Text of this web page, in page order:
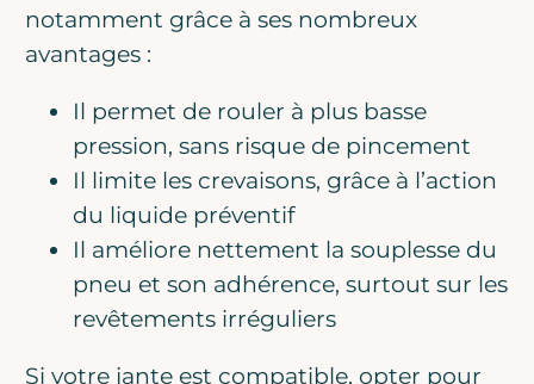
notamment grâce à ses nombreux
avantages :
Il permet de rouler à plus basse
pression, sans risque de pincement
Il limite les crevaisons, grâce à l’action
du liquide préventif
Il améliore nettement la souplesse du
pneu et son adhérence, surtout sur les
revêtements irréguliers
Si votre jante est compatible, opter pour